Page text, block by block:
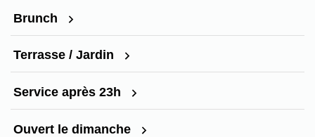
Brunch
Terrasse / Jardin
Service après 23h
Ouvert le dimanche